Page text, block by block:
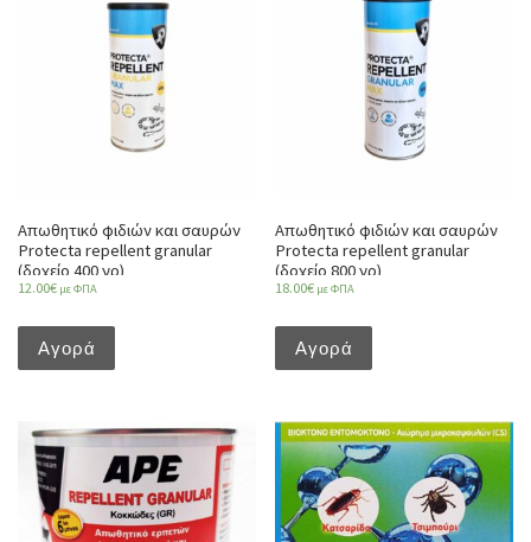
Απωθητικό φιδιών και σαυρών
Protecta repellent granular
(δοχείο 400 γρ)
12.00€ με ΦΠΑ
Αγορά
Απωθητικό φιδιών και σαυρών
Protecta repellent granular
(δοχείο 800 γρ)
18.00€ με ΦΠΑ
Αγορά